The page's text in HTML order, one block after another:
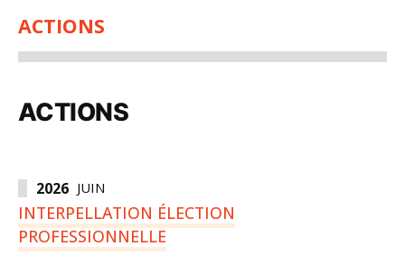
ACTIONS
ACTIONS
JUIN
2026
INTERPELLATION ÉLECTION
PROFESSIONNELLE